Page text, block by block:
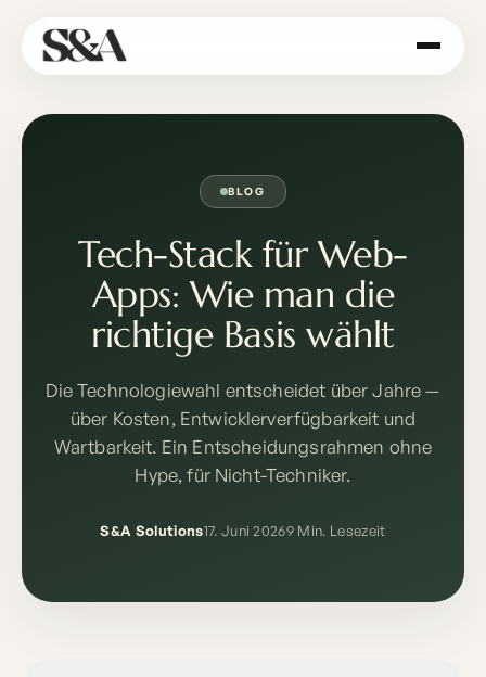
BLOG
Tech-Stack für Web-
Apps: Wie man die
richtige Basis wählt
Die Technologiewahl entscheidet über Jahre —
über Kosten, Entwicklerverfügbarkeit und
Wartbarkeit. Ein Entscheidungsrahmen ohne
Hype, für Nicht-Techniker.
S&A Solutions17. Juni 20269 Min. Lesezeit